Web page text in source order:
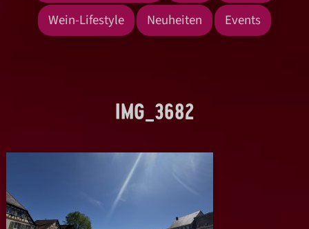
Wein-Lifestyle
Neuheiten Events
IMG_3682